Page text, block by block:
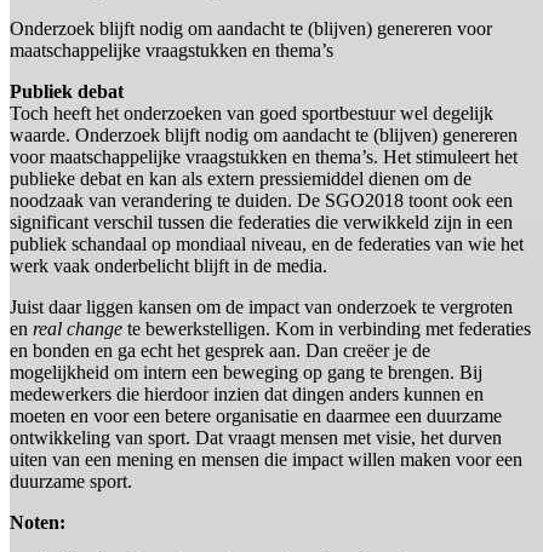
Onderzoek blijft nodig om aandacht te (blijven) genereren voor
maatschappelijke vraagstukken en thema’s
Publiek debat
Toch heeft het onderzoeken van goed sportbestuur wel degelijk
waarde. Onderzoek blijft nodig om aandacht te (blijven) genereren
voor maatschappelijke vraagstukken en thema’s. Het stimuleert het
publieke debat en kan als extern pressiemiddel dienen om de
noodzaak van verandering te duiden. De SGO2018 toont ook een
significant verschil tussen die federaties die verwikkeld zijn in een
publiek schandaal op mondiaal niveau, en de federaties van wie het
werk vaak onderbelicht blijft in de media.
Juist daar liggen kansen om de impact van onderzoek te vergroten
en real change te bewerkstelligen. Kom in verbinding met federaties
en bonden en ga echt het gesprek aan. Dan creëer je de
mogelijkheid om intern een beweging op gang te brengen. Bij
medewerkers die hierdoor inzien dat dingen anders kunnen en
moeten en voor een betere organisatie en daarmee een duurzame
ontwikkeling van sport. Dat vraagt mensen met visie, het durven
uiten van een mening en mensen die impact willen maken voor een
duurzame sport.
Noten: